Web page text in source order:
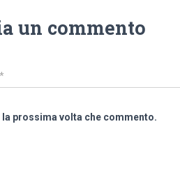
un commento
*
prossima volta che commento.